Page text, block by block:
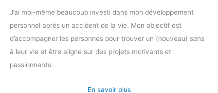
J’ai moi-même beaucoup investi dans mon développement
personnel après un accident de la vie. Mon objectif est
d’accompagner les personnes pour trouver un (nouveau) sens
à leur vie et être aligné sur des projets motivants et
passionnants.
En savoir plus